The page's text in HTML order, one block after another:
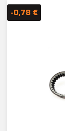
-0,78 €